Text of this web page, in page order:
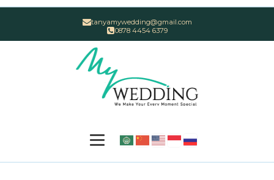
tanyamywedding@gmail.com
0878 4454 6379